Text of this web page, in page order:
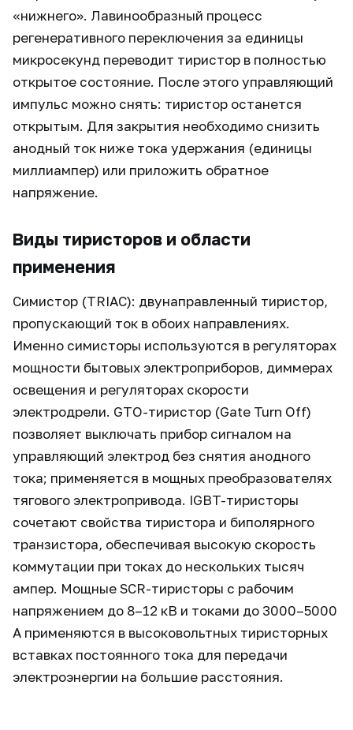
«нижнего». Лавинообразный процесс
регенеративного переключения за единицы
микросекунд переводит тиристор в полностью
открытое состояние. После этого управляющий
импульс можно снять: тиристор останется
открытым. Для закрытия необходимо снизить
анодный ток ниже тока удержания (единицы
миллиампер) или приложить обратное
напряжение.
Виды тиристоров и области
применения
Симистор (TRIAC): двунаправленный тиристор,
пропускающий ток в обоих направлениях.
Именно симисторы используются в регуляторах
мощности бытовых электроприборов, диммерах
освещения и регуляторах скорости
электродрели. GTO-тиристор (Gate Turn Off)
позволяет выключать прибор сигналом на
управляющий электрод без снятия анодного
тока; применяется в мощных преобразователях
тягового электропривода. IGBT-тиристоры
сочетают свойства тиристора и биполярного
транзистора, обеспечивая высокую скорость
коммутации при токах до нескольких тысяч
ампер. Мощные SCR-тиристоры с рабочим
напряжением до 8–12 кВ и токами до 3000–5000
А применяются в высоковольтных тиристорных
вставках постоянного тока для передачи
электроэнергии на большие расстояния.